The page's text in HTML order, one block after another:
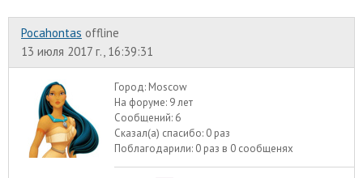
Pocahontas offline
13 июля 2017 г., 16:39:31
Город: Moscow
На форуме: 9 лет
Сообщений: 6
Сказал(а) спасибо: 0 раз
Поблагодарили: 0 раз в 0 сообщенях